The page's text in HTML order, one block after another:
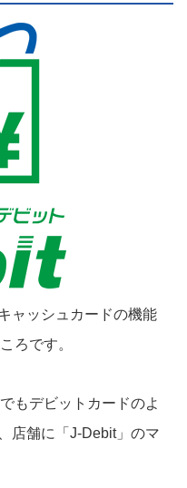
ャッシュカードの機能
ろです。
もデビットカードのよ
店舗に「J-Debit」のマ